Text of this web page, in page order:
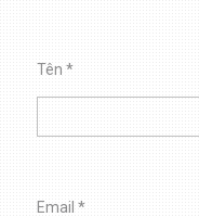
Tên*
Email*